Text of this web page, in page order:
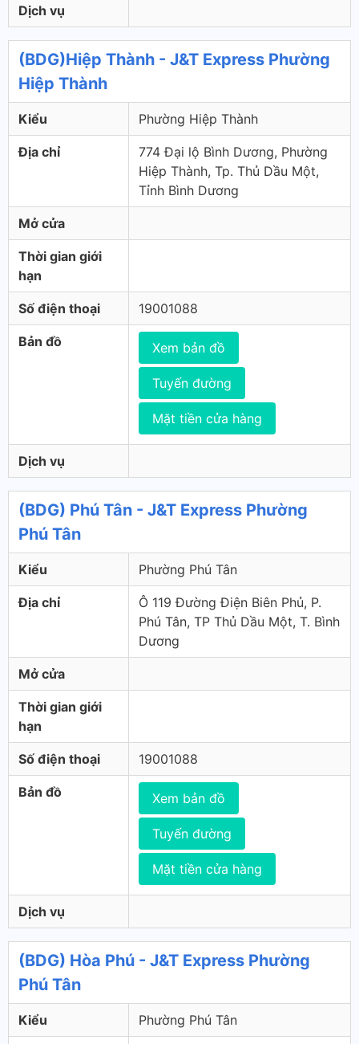
Dịch vụ
(BDG)Hiệp Thành - J&T Express Phường
Hiệp Thành
Kiểu Phường Hiệp Thành
Địa chỉ
774 Đại lộ Bình Dương, Phường
Hiệp Thành, Tp. Thủ Dầu Một,
Tỉnh Bình Dương
Mở cửa
Thời gian giới
hạn
Số điện thoại 19001088
Bản đồ Xem bản đồ
Tuyến đường
Mặt tiền cửa hàng
Dịch vụ
(BDG) Phú Tân - J&T Express Phường
Phú Tân
Kiểu Phường Phú Tân
Địa chỉ
Ô 119 Đường Điện Biên Phủ, P.
Phú Tân, TP Thủ Dầu Một, T. Bình
Dương
Mở cửa
Thời gian giới
hạn
Số điện thoại 19001088
Bản đồ Xem bản đồ
Tuyến đường
Mặt tiền cửa hàng
Dịch vụ
(BDG) Hòa Phú - J&T Express Phường
Phú Tân
Kiểu Phường Phú Tân